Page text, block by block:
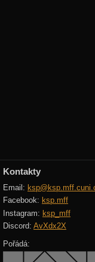
Kontakty
Email:
Facebook: ksp.mff
Instagram: ksp_mff
Discord: AvXdx2X
Pořádá: